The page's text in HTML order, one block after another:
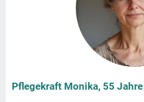
Pflegekraft Monika, 55